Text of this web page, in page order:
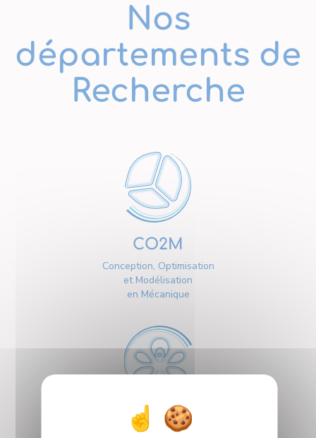
Nos
départements de
Recherche
CO2M
Conception, Optimisation
et Modélisation
en Mécanique
ICQ